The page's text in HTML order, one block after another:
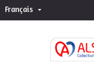
Français Choisir la langue